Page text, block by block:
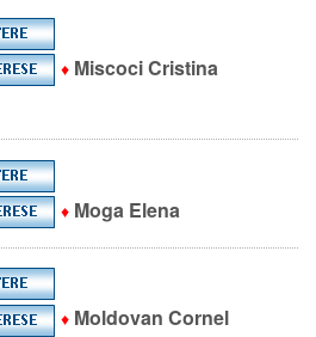
♦ Miscoci Cristina
♦ Moga Elena
♦ Moldovan Cornel